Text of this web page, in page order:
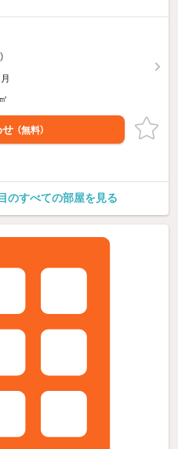
せ （無料）
のすべての部屋を見る